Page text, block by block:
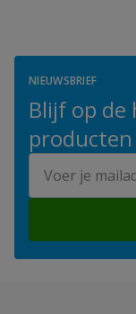
NIEUWSBRIEF
Blijf op de